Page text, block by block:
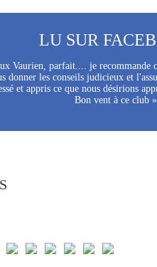
LU SUR
Vaurien, parfait.... je
donner les conseils judicieux et
et appris ce que nous désirions
Bon vent à ce club »